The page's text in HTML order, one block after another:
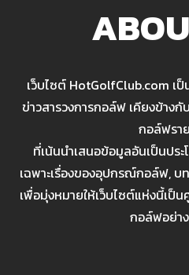
เว็บไซต์ HotGolfClub.com เ
ข่าวสารวงการกอล์ฟ เคียงข้าง
กอล์ฟรา
ที่เน้นนำเสนอข้อมูลอันเป็นปร
เฉพาะเรื่องของอุปกรณ์กอล์ฟ, บ
เพื่อมุ่งหมายให้เว็บไซต์แห่งนี้เ
กอล์ฟอย่า